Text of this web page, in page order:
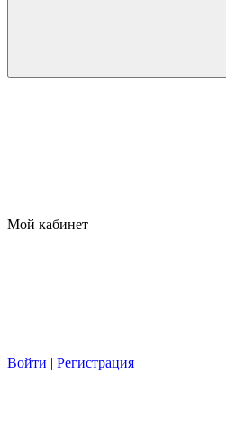
Мой кабинет
Войти | Регистрация